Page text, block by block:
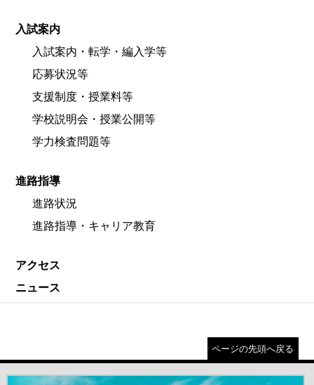
入試案内
入試案内・転学・編入学等
応募状況等
支援制度・授業料等
学校説明会・授業公開等
学力検査問題等
進路指導
進路状況
進路指導・キャリア教育
アクセス
ニュース
ページの先頭へ戻る